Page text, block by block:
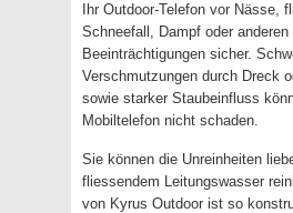
Ihr Outdoor-Telefon vor Nässe,
Schneefall, Dampf oder
Beeinträchtigungen sicher.
Verschmutzungen durch Dreck
sowie starker Staubeinfluss
Mobiltelefon nicht schaden.
Sie können die Unreinheiten
fliessendem Leitungswasser
von Kyrus Outdoor ist so